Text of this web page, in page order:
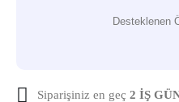
Desteklenen
Siparişiniz en geç 2 İŞ